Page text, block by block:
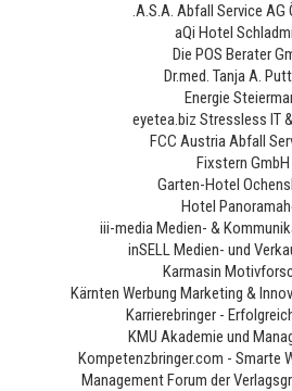
.A.S.A. Abfall Service AG
aQi Hotel
Die POS Berater
Dr.med. Tanja A.
Energie
eyetea.biz Stressless IT
FCC Austria Abfall
Fixstern GmbH
Garten-Hotel
Hotel
iii-media Medien- &
inSELL Medien- und
Karmasin
Kärnten Werbung Marketing &
Karrierebringer -
KMU Akademie und
Kompetenzbringer.com - Smarte
Management Forum der